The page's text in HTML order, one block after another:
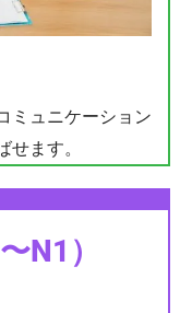
ミュニケーション
ます。
N1）